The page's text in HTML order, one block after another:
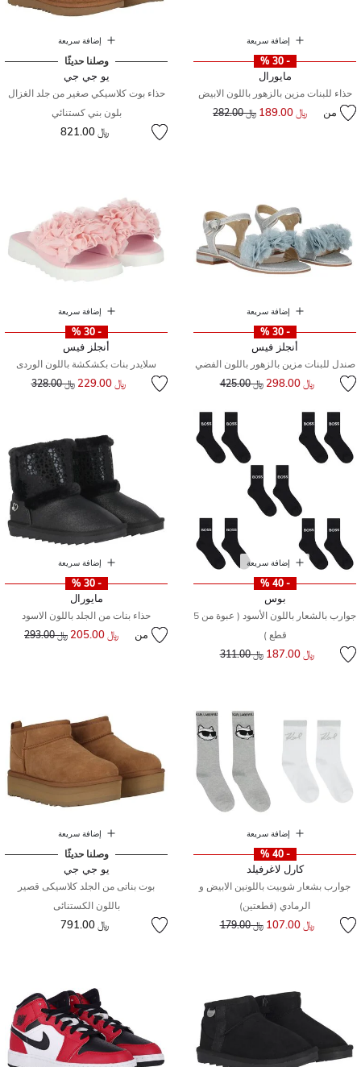
إضافة سريعة
- 30 %
مايورال
حذاء للبنات مزين بالزهور باللون الابيض
من ﷼ 189.00 سعر مخفض من﷼ 282.00
إضافة سريعة
وصلنا حديثًا
يو جي جي
حذاء بوت كلاسيكي صغير من جلد الغزال
بلون بني كستنائي
﷼ 821.00
إضافة سريعة
- 30 %
أنجلز فيس
صندل للبنات مزين بالزهور باللون الفضي
﷼ 298.00 سعر مخفض من﷼ 425.00
إضافة سريعة
- 30 %
أنجلز فيس
سلايدر بنات بكشكشة باللون الوردى
﷼ 229.00 سعر مخفض من
﷼ 328.00 إلى
إضافة سريعة
- 40 %
بوس
جوارب بالشعار باللون الأسود ( عبوة من 5
قطع )
﷼ 187.00 سعر مخفض من﷼ 311.00
إضافة سريعة
- 30 %
مايورال
حذاء بنات من الجلد باللون الاسود
من ﷼ 205.00 سعر مخفض من
﷼ 293.00 إلى
إضافة سريعة
- 40 %
كارل لاغرفيلد
جوارب بشعار شوبيت باللونين الابيض و
الرمادي (قطعتين)
﷼ 107.00 سعر مخفض من﷼ 179.00
إضافة سريعة
وصلنا حديثًا
يو جي جي
بوت بناتى من الجلد كلاسيكى قصير
باللون الكستنائى
﷼ 791.00